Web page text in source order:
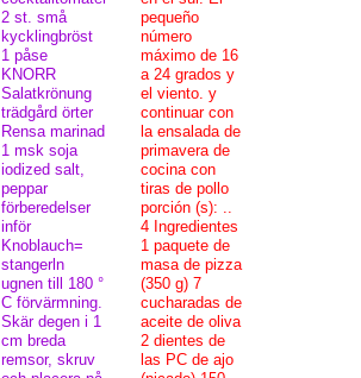
2 st. små
kycklingbröst
1 påse
KNORR
Salatkrönung
trädgård örter
Rensa marinad
1 msk soja
iodized salt,
peppar
förberedelser
inför
Knoblauch=
stangerln
ugnen till 180 °
C förvärmning.
Skär degen i 1
cm breda
remsor, skruv
pequeño
número
máximo de 16
a 24 grados y
el viento. y
continuar con
la ensalada de
primavera de
cocina con
tiras de pollo
porción (s): ..
4 Ingredientes
1 paquete de
masa de pizza
(350 g) 7
cucharadas de
aceite de oliva
2 dientes de
las PC de ajo